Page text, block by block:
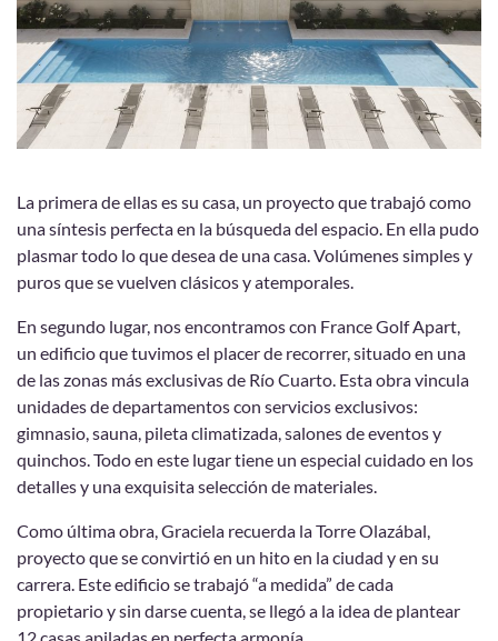
La primera de ellas es su casa, un proyecto que trabajó como
una síntesis perfecta en la búsqueda del espacio. En ella pudo
plasmar todo lo que desea de una casa. Volúmenes simples y
puros que se vuelven clásicos y atemporales.
En segundo lugar, nos encontramos con France Golf Apart,
un edificio que tuvimos el placer de recorrer, situado en una
de las zonas más exclusivas de Río Cuarto. Esta obra vincula
unidades de departamentos con servicios exclusivos:
gimnasio, sauna, pileta climatizada, salones de eventos y
quinchos. Todo en este lugar tiene un especial cuidado en los
detalles y una exquisita selección de materiales.
Como última obra, Graciela recuerda la Torre Olazábal,
proyecto que se convirtió en un hito en la ciudad y en su
carrera. Este edificio se trabajó “a medida” de cada
propietario y sin darse cuenta, se llegó a la idea de plantear